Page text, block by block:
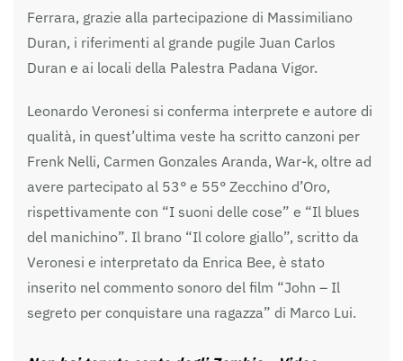
Ferrara, grazie alla partecipazione di Massimiliano
Duran, i riferimenti al grande pugile Juan Carlos
Duran e ai locali della Palestra Padana Vigor.
Leonardo Veronesi si conferma interprete e autore di
qualità, in quest’ultima veste ha scritto canzoni per
Frenk Nelli, Carmen Gonzales Aranda, War-k, oltre ad
avere partecipato al 53° e 55° Zecchino d’Oro,
rispettivamente con “I suoni delle cose” e “Il blues
del manichino”. Il brano “Il colore giallo”, scritto da
Veronesi e interpretato da Enrica Bee, è stato
inserito nel commento sonoro del film “John – Il
segreto per conquistare una ragazza” di Marco Lui.